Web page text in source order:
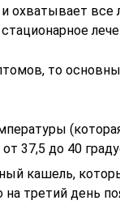
охватывает все
то
37,5 до 40
кашель,
на третий день